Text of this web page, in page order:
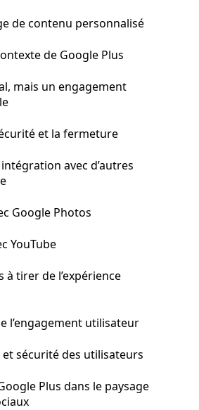
de contenu personnalisé
de Google Plus
mais un engagement
et la fermeture
avec d’autres
Google Photos
YouTube
à tirer de l’expérience
l’engagement utilisateur
sécurité des utilisateurs
Plus dans le paysage